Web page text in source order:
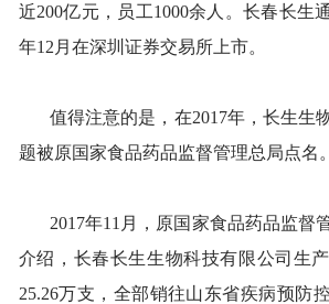
近200亿元，员工1000余人。长春长生
年12月在深圳证券交易所上市。
值得注意的是，在2017年，长生生
题被原国家食品药品监督管理总局点名。
2017年11月，原国家食品药品监督
介绍，长春长生生物科技有限公司生
25.26万支，全部销往山东省疾病预防